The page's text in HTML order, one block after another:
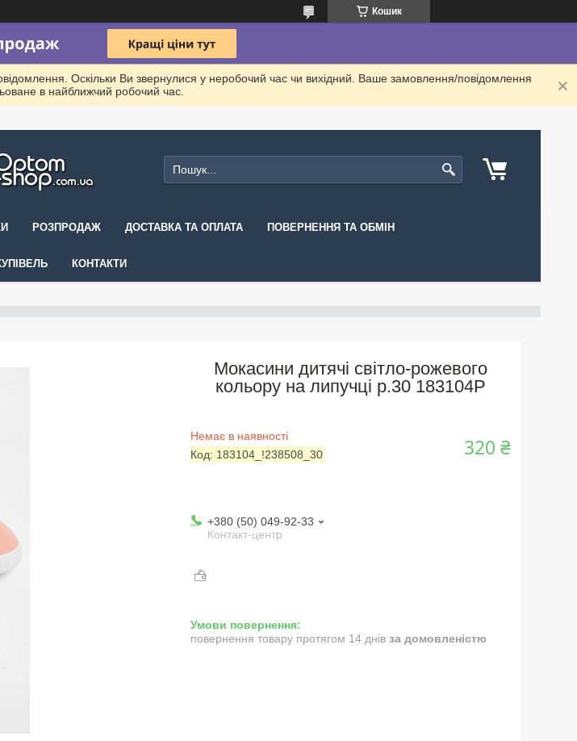
Кошик
Оскільки Ви звернулися у неробочий час чи вихідний. Ваше замовлення/повідомлення
в найближчий робочий час.
РОЗПРОДАЖ ДОСТАВКА ТА ОПЛАТА ПОВЕРНЕННЯ ТА ОБМІН
КОНТАКТИ
Мокасини дитячі світло-рожевого
кольору на липучці р.30 183104P
Немає в наявності
Код: 183104_!238508_30 320 ₴
+380 (50) 049-92-33
Контакт-центр
повернення товару протягом 14 днів за домовленістю